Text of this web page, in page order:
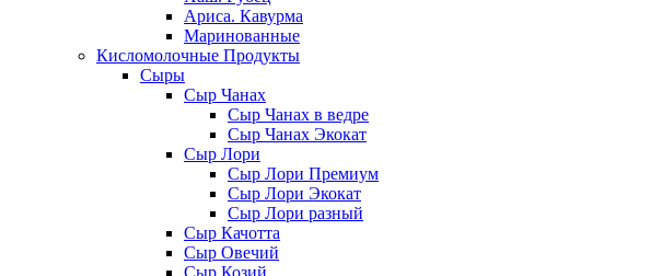
Ариса. Кавурма
Маринованные
Кисломолочные Продукты
Сыры
Сыр Чанах
Сыр Чанах в ведре
Сыр Чанах Экокат
Сыр Лори
Сыр Лори Премиум
Сыр Лори Экокат
Сыр Лори разный
Сыр Качотта
Сыр Овечий
Сыр Козий